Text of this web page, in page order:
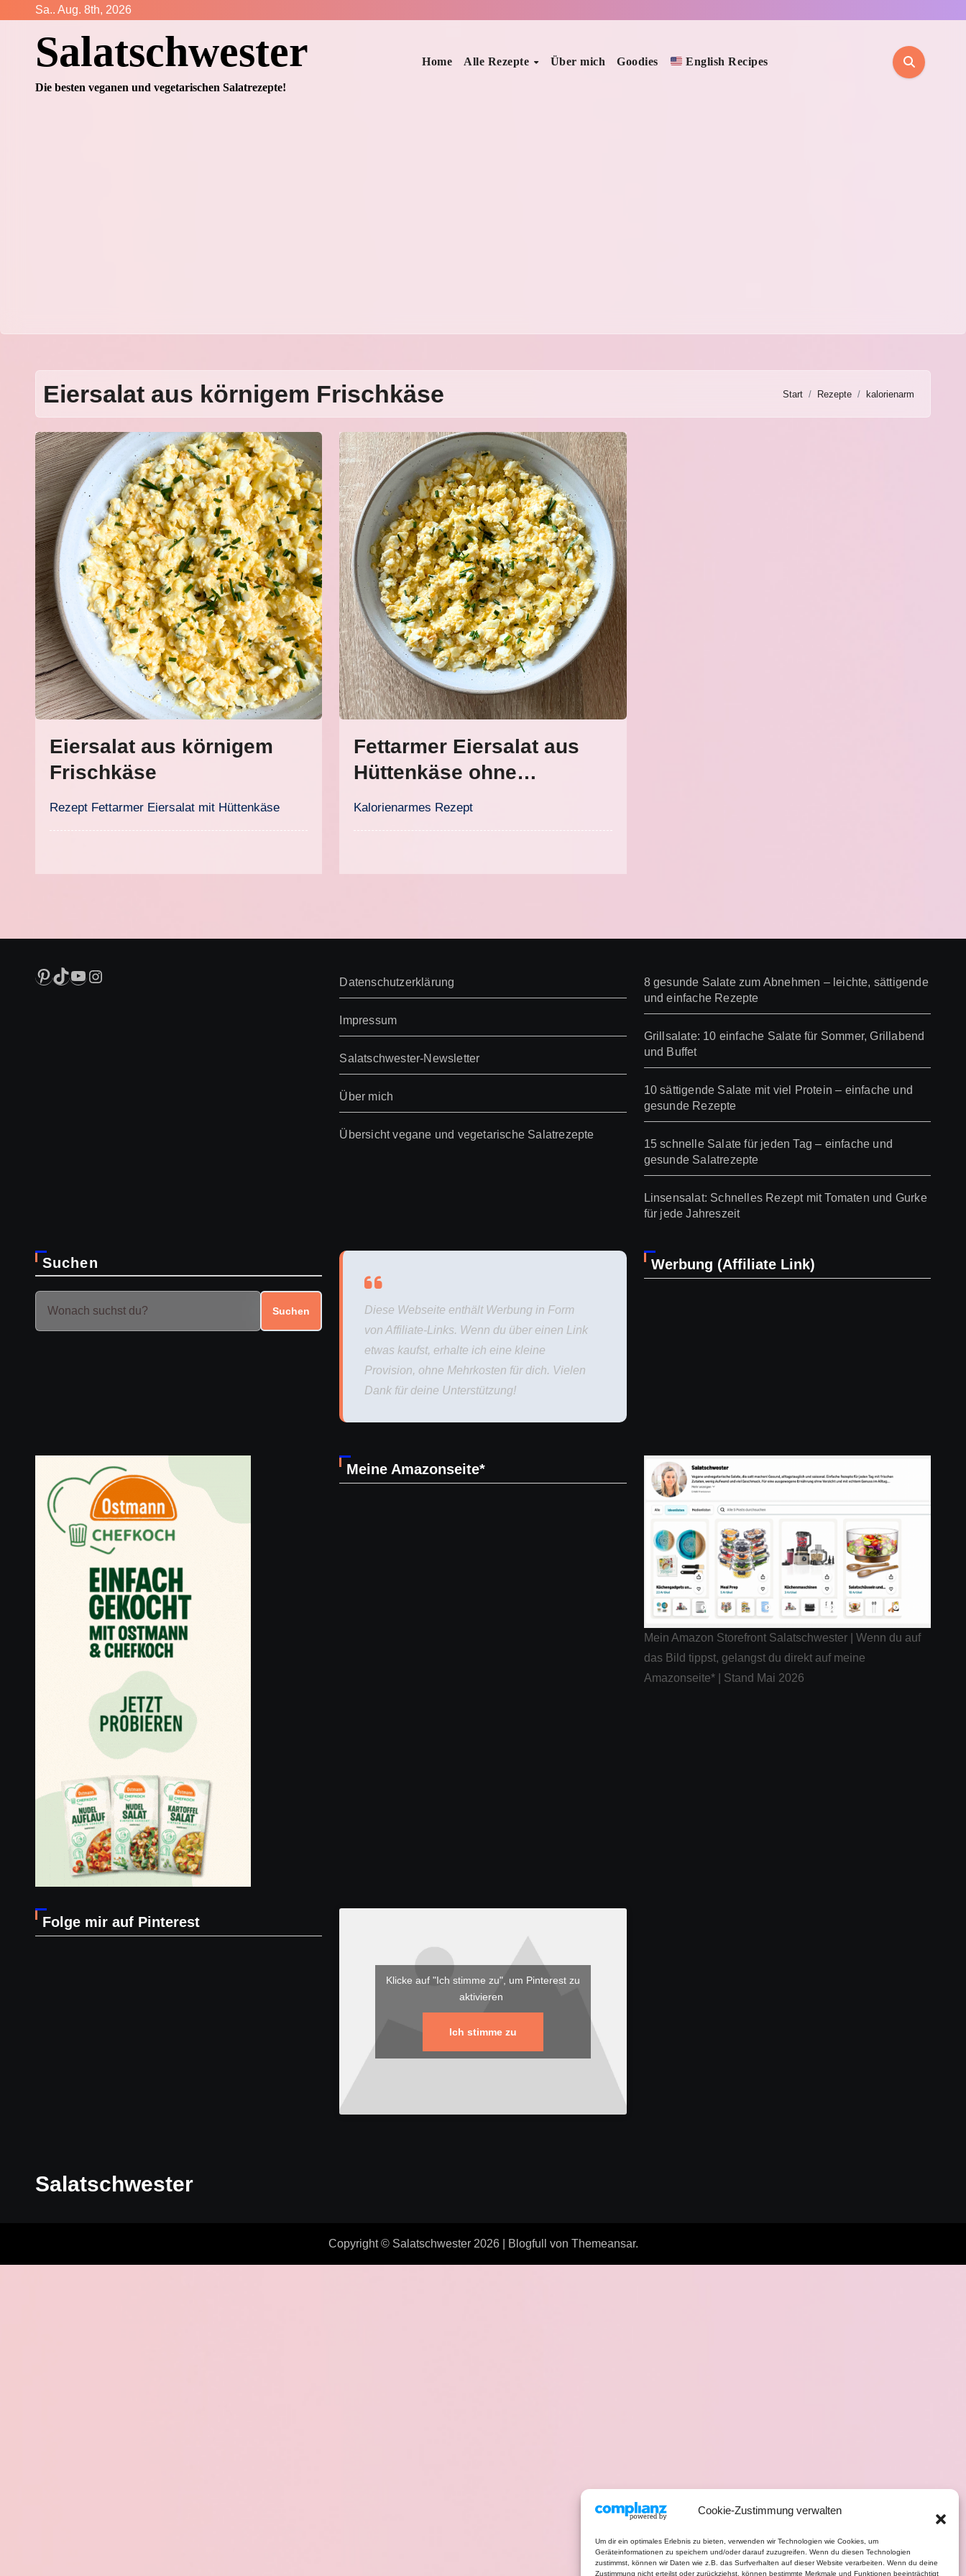
Cookie-Zustimmung verwalten
Um dir ein optimales Erlebnis zu bieten, verwenden wir Technologien wie Cookies, um
Geräteinformationen zu speichern und/oder darauf zuzugreifen. Wenn du diesen Technologien
zustimmst, können wir Daten wie z.B. das Surfverhalten auf dieser Website verarbeiten. Wenn du deine
Zustimmung nicht erteilst oder zurückziehst, können bestimmte Merkmale und Funktionen beeinträchtigt
springen
Sa.. Aug. 8th, 2026
Salatschwester
Die besten veganen und vegetarischen Salatrezepte!
Home Alle Rezepte Über mich Goodies English Recipes
Eiersalat aus körnigem Frischkäse Start Rezepte kalorienarm
Eiersalat aus körnigem
Frischkäse
Rezept Fettarmer Eiersalat mit Hüttenkäse
Fettarmer Eiersalat aus
Hüttenkäse ohne
Mayonnaise
Kalorienarmes Rezept
Pinterest
TikTok
YouTube
Instagram Datenschutzerklärung
Impressum
Salatschwester-Newsletter
Über mich
Übersicht vegane und vegetarische Salatrezepte
8 gesunde Salate zum Abnehmen – leichte, sättigende
und einfache Rezepte
Grillsalate: 10 einfache Salate für Sommer, Grillabend
und Buffet
10 sättigende Salate mit viel Protein – einfache und
gesunde Rezepte
15 schnelle Salate für jeden Tag – einfache und
gesunde Salatrezepte
Linsensalat: Schnelles Rezept mit Tomaten und Gurke
für jede Jahreszeit
Suchen
Suchen
Diese Webseite enthält Werbung in Form
von Affiliate-Links. Wenn du über einen Link
etwas kaufst, erhalte ich eine kleine
Provision, ohne Mehrkosten für dich. Vielen
Dank für deine Unterstützung!
Werbung (Affiliate Link)
Meine Amazonseite*
Mein Amazon Storefront Salatschwester | Wenn du auf
das Bild tippst, gelangst du direkt auf meine
Amazonseite* | Stand Mai 2026
Folge mir auf Pinterest
Klicke auf "Ich stimme zu", um Pinterest zu
aktivieren
Ich stimme zu
Salatschwester
Copyright © Salatschwester 2026 Blogfull von Themeansar.